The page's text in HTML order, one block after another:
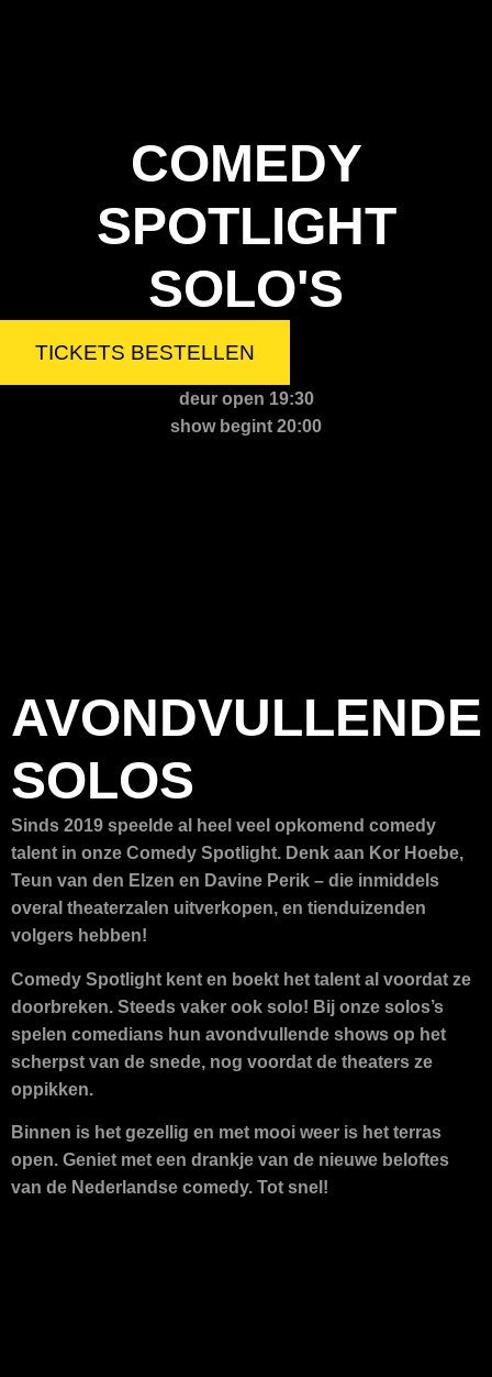
COMEDY
SPOTLIGHT
SOLO'S
TICKETS BESTELLEN
deur open 19:30
show begint 20:00
AVONDVULLENDE
SOLOS
Sinds 2019 speelde al heel veel opkomend comedy
talent in onze Comedy Spotlight. Denk aan Kor Hoebe,
Teun van den Elzen en Davine Perik – die inmiddels
overal theaterzalen uitverkopen, en tienduizenden
volgers hebben!
Comedy Spotlight kent en boekt het talent al voordat ze
doorbreken. Steeds vaker ook solo! Bij onze solos’s
spelen comedians hun avondvullende shows op het
scherpst van de snede, nog voordat de theaters ze
oppikken.
Binnen is het gezellig en met mooi weer is het terras
open. Geniet met een drankje van de nieuwe beloftes
van de Nederlandse comedy. Tot snel!